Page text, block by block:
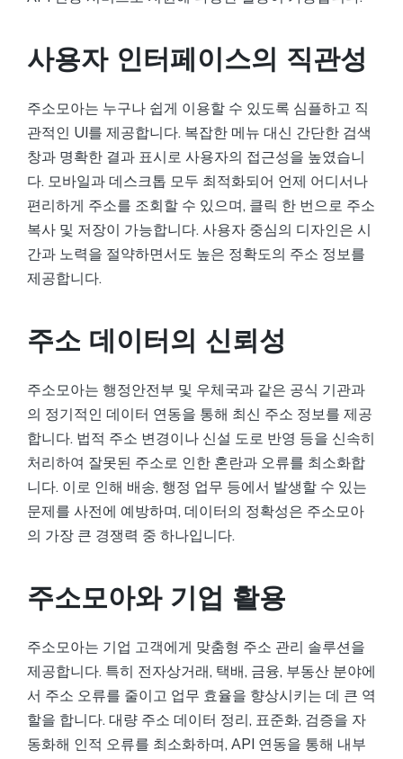
사용자 인터페이스의 직관성
주소모아는 누구나 쉽게 이용할 수 있도록 심플하고 직
관적인 UI를 제공합니다. 복잡한 메뉴 대신 간단한 검색
창과 명확한 결과 표시로 사용자의 접근성을 높였습니
다. 모바일과 데스크톱 모두 최적화되어 언제 어디서나
편리하게 주소를 조회할 수 있으며, 클릭 한 번으로 주소
복사 및 저장이 가능합니다. 사용자 중심의 디자인은 시
간과 노력을 절약하면서도 높은 정확도의 주소 정보를
제공합니다.
주소 데이터의 신뢰성
주소모아는 행정안전부 및 우체국과 같은 공식 기관과
의 정기적인 데이터 연동을 통해 최신 주소 정보를 제공
합니다. 법적 주소 변경이나 신설 도로 반영 등을 신속히
처리하여 잘못된 주소로 인한 혼란과 오류를 최소화합
니다. 이로 인해 배송, 행정 업무 등에서 발생할 수 있는
문제를 사전에 예방하며, 데이터의 정확성은 주소모아
의 가장 큰 경쟁력 중 하나입니다.
주소모아와 기업 활용
주소모아는 기업 고객에게 맞춤형 주소 관리 솔루션을
제공합니다. 특히 전자상거래, 택배, 금융, 부동산 분야에
서 주소 오류를 줄이고 업무 효율을 향상시키는 데 큰 역
할을 합니다. 대량 주소 데이터 정리, 표준화, 검증을 자
동화해 인적 오류를 최소화하며, API 연동을 통해 내부